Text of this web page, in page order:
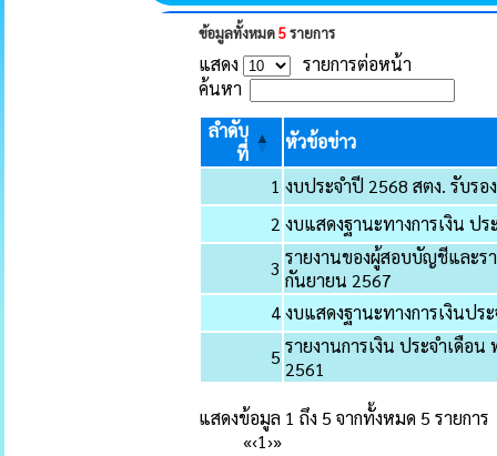
ข้อมูลทั้งหมด5รายการ
แสดง
รายการต่อหน้า
ค้นหา
ลำดับ
ที่
หัวข้อข่าว
1 งบประจำปี 2568 สตง. รับรอ
2 งบแสดงฐานะทางการเงิน ป
3 รายงานของผู้สอบบัญชีและร
กันยายน 2567
4งบแสดงฐานะทางการเงินป
5 รายงานการเงิน ประจำเดือ
2561
แสดงข้อมูล 1 ถึง 5 จากทั้งหมด 5 รายการ
«‹1›»